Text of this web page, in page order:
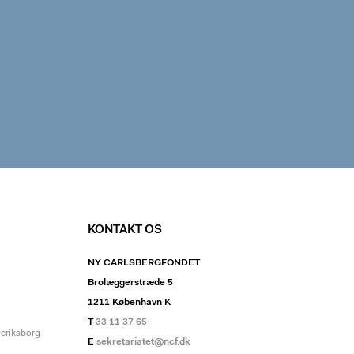
KONTAKT OS
NY CARLSBERGFONDET
Brolæggerstræde 5
1211 København K
T33 11 37 65
E sekretariatet@ncf.dk